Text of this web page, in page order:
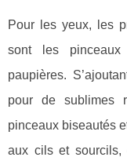
Pour les yeux, les
sont les
paupières.
pour de sublimes
pinceaux biseautés
aux cils et sourcils,